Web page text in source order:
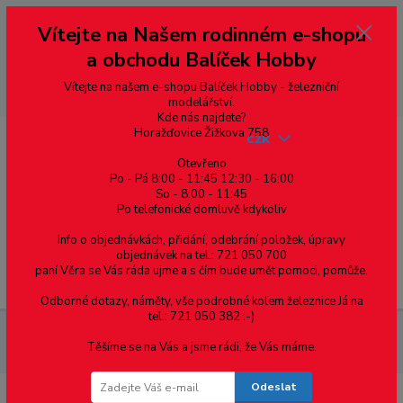
--- pro zákazníky ze Slovenska a jiných zemí, pokud chcete platit v eurech
přepněte si e-shop na euro 💶 pro přepočet měny - pravý horní roh ---
dobírky – pokud si z nějakého důvodu zásilku nevyzvednete, bude po
domluvě zaslána znovu s opětovnou platbou za poštovné, v opačném
případě bude zrušena a účet přidán na blacklist a rušeny následující
objednávky.
Menu
CZK
art. 51380-64 - 1ks
Vítejte na Našem rodinném e-shopu
a obchodu Balíček Hobby
Vítejte na našem e-shopu Balíček Hobby - železniční
modelářství.
Kde nás najdete?
Horažďovice Žižkova 758
Otevřeno
Po - Pá 8:00 - 11:45 12:30 - 16:00
So - 8:00 - 11:45
Po telefonické domluvě kdykoliv
Info o objednávkách, přidání, odebrání položek, úpravy
objednávek na tel.: 721 050 700
paní Věra se Vás ráda ujme a s čím bude umět pomoci, pomůže.
Odborné dotazy, náměty, vše podrobné kolem železnice Já na
tel.: 721 050 382 :-)
Těšíme se na Vás a jsme rádi, že Vás máme.
Odeslat